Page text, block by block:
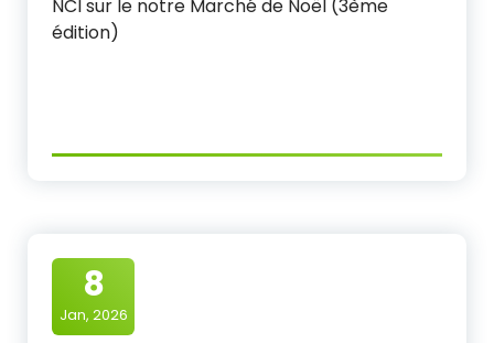
NCI sur le notre Marché de Noël (3ème
édition)
8
Jan, 2026